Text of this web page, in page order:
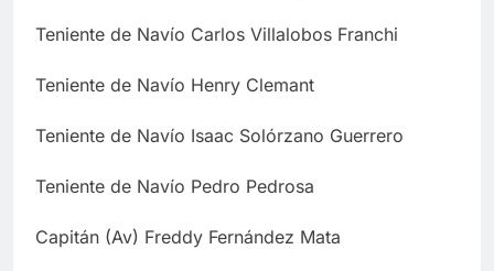
Teniente de Navío Carlos Villalobos Franchi
Teniente de Navío Henry Clemant
Teniente de Navío Isaac Solórzano Guerrero
Teniente de Navío Pedro Pedrosa
Capitán (Av) Freddy Fernández Mata